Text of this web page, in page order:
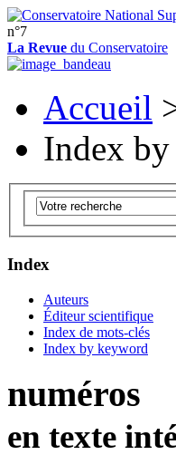
n°7
La Revue du Conservatoire
Accueil
Index
Index
Auteurs
Éditeur scientifique
Index de mots-clés
Index by keyword
numéros
en texte